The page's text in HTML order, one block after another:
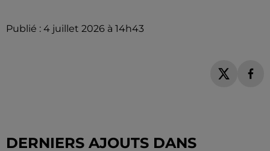
Publié : 4 juillet 2026 à 14h43
DERNIERS AJOUTS DANS